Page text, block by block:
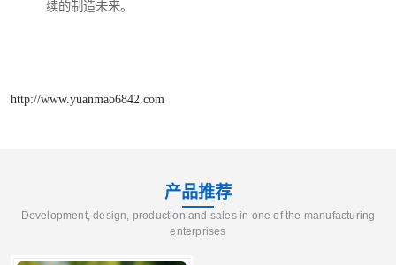
续的制造未来。
http://www.yuanmao6842.com
产品推荐
Development, design, production and sales in one of the manufacturing
enterprises